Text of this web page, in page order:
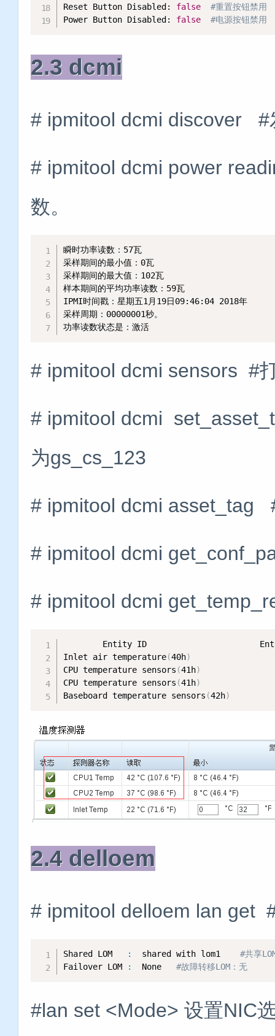
Reset Button Disabled: false
#重置按钮禁用
Power Button Disabled: false #电源按钮禁用
2.3 dcmi
# ipmitool dcmi discover #
# ipmitool dcmi power
数。
瞬时功率读数：57瓦
采样期间的最小值：0瓦
采样期间的最大值：102瓦
样本期间的平均功率读数：59瓦
IPMI时间戳：星期五1月19日09:46:04 2018年
采样周期：00000001秒。
功率读数状态是：激活
# ipmitool dcmi sensors #
# ipmitool dcmi
为gs_cs_123
# ipmitool dcmi asset_tag
# ipmitool dcmi
# ipmitool dcmi
Entity ID
Inlet air temperature(40h)
CPU temperature sensors (41h)
CPU temperature sensors (41h)
Baseboard temperature sensors (42h)
2.4 delloem
# ipmitool delloem lan get
Shared LOM :
  shared with lom1
#共享
Failover LOM
:
  None
#故障转移LOM：无
#lan set <Mode> 设置NIC